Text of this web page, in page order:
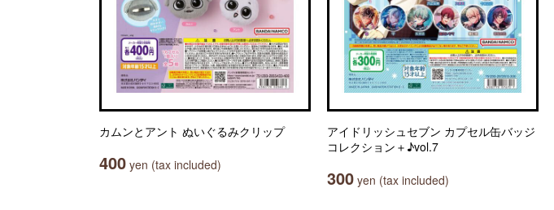
カムンとアント ぬいぐるみクリップ
400 yen (tax included)
アイドリッシュセブン カプセル缶バッジ
コレクション＋♪vol.7
300 yen (tax included)